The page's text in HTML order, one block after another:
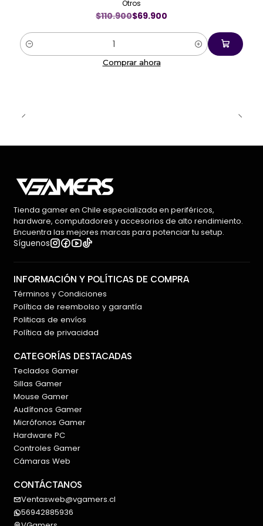
Otros
$110.900$69.900
Cantidad
Comprar ahora
Tienda gamer en Chile especializada en periféricos,
hardware, computadores y accesorios de alto rendimiento.
Encuentra las mejores marcas para potenciar tu setup.
Síguenos
INFORMACIÓN Y POLÍTICAS DE COMPRA
Términos y Condiciones
Política de reembolso y garantía
Politicas de envíos
Política de privacidad
CATEGORÍAS DESTACADAS
Teclados Gamer
Sillas Gamer
Mouse Gamer
Audífonos Gamer
Micrófonos Gamer
Hardware PC
Controles Gamer
Cámaras Web
CONTÁCTANOS
Ventasweb@vgamers.cl
56942885936